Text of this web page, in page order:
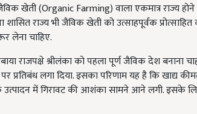
खेती (Organic Farming) वाला एकमात्र राज्य
राज्य भी जैविक खेती को उत्साहपूर्वक
लेना चाहिए.
राजपक्षे श्रीलंका को पहला पूर्ण जैविक देश
लगा दिया. इसका परिणाम यह है कि खाद्य
में गिरावट की आशंका सामने आने लगी. इसके